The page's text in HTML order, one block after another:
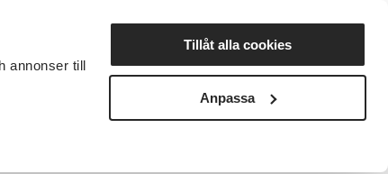
annonser till
Tillåt alla cookies
Anpassa
Nyheter Avdelningar